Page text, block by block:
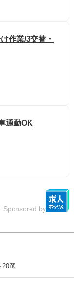
作業/3交替・
通勤OK
Sponsored by
20選